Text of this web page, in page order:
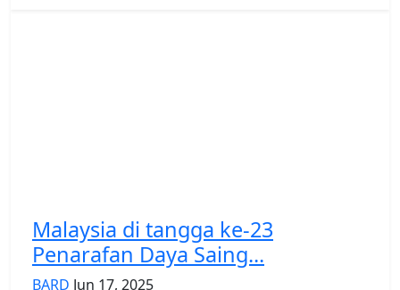
Malaysia di tangga ke-23
Penarafan Daya Saing...
BARD Jun 17, 2025